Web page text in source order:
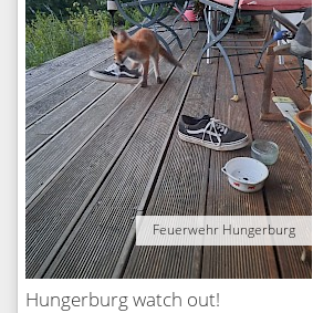
Feuerwehr Hungerburg
Hungerburg watch out!